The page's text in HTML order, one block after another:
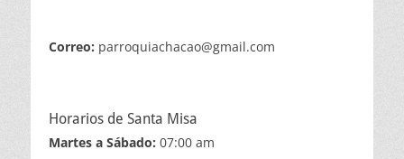
Correo: parroquiachacao@gmail.com
Horarios de Santa Misa
Martes a Sábado: 07:00 am